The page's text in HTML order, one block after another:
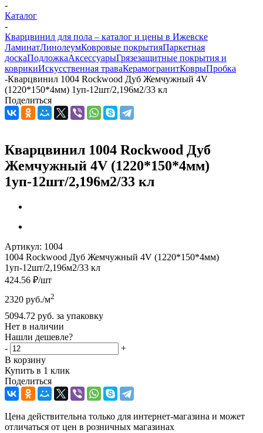
-
Каталог
-
Кварцвинил для пола – каталог и цены в Ижевске
ЛаминатЛинолеумКовровые покрытияПаркетная
доскаПодложкаАксессуарыГрязезащитные покрытия и
коврикиИскусственная траваКерамогранитКоврыПробка
-Кварцвинил 1004 Rockwood Дуб Жемчужный 4V
(1220*150*4мм) 1уп-12шт/2,196м2/33 кл
Поделиться
Кварцвинил 1004 Rockwood Дуб
Жемчужный 4V (1220*150*4мм)
1уп-12шт/2,196м2/33 кл
Артикул: 1004
1004 Rockwood Дуб Жемчужный 4V (1220*150*4мм)
1уп-12шт/2,196м2/33 кл
424.56 ₽/шт
2320 руб./м2
5094.72 руб. за упаковку
Нет в наличии
Нашли дешевле?
-
+
В корзину
Купить в 1 клик
Поделиться
Цена действительна только для интернет-магазина и может
отличаться от цен в розничных магазинах